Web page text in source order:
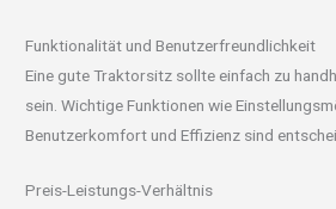
Funktionalität und Benutzerfreundlichkeit
Eine gute Traktorsitz sollte einfach zu
sein. Wichtige Funktionen wie
Benutzerkomfort und Effizienz sind
Preis-Leistungs-Verhältnis